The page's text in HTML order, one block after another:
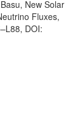
New Solar
Fluxes,
DOI: